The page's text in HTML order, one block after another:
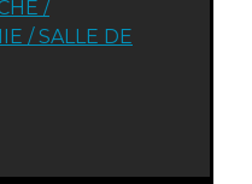
/
/SALLE DE